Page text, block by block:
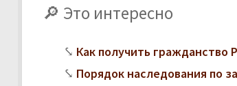
Это интересно
Как получить гражданство
Порядок наследования по